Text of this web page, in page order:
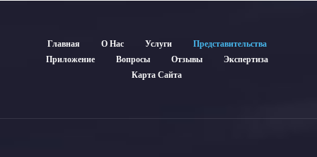
Главная О Нас Услуги
Представительства
Приложение
Вопросы Отзывы
Экспертиза
Карта Сайта